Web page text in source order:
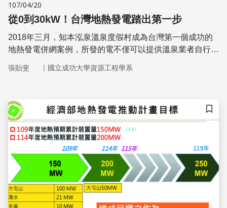
107/04/20
從0到30kW！台灣地熱發電踏出第一步
2018年三月，知本泓泉溫泉度假村成為台灣第一個成功的
地熱發電併網案例，所發的電不僅可以提供溫泉業者自行使
公司、台電分別計畫在台東金崙、 綠島和宜蘭開發地熱能
張貽斐 ｜ 國立成功大學資源工程學系
儲存